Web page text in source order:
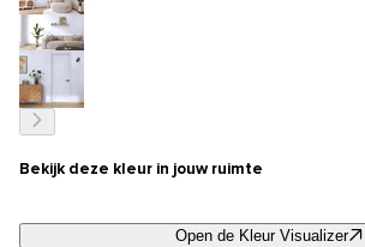
Bekijk deze kleur in jouw ruimte
Open de Kleur Visualizer